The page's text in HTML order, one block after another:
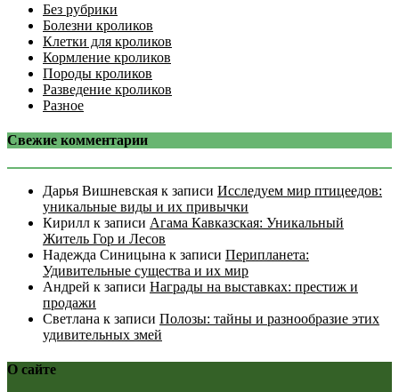
Без рубрики
Болезни кроликов
Клетки для кроликов
Кормление кроликов
Породы кроликов
Разведение кроликов
Разное
Свежие комментарии
Дарья Вишневская к записи Исследуем мир птицеедов:
уникальные виды и их привычки
Кирилл к записи Агама Кавказская: Уникальный
Житель Гор и Лесов
Надежда Синицына к записи Перипланета:
Удивительные существа и их мир
Андрей к записи Награды на выставках: престиж и
продажи
Светлана к записи Полозы: тайны и разнообразие этих
удивительных змей
О сайте